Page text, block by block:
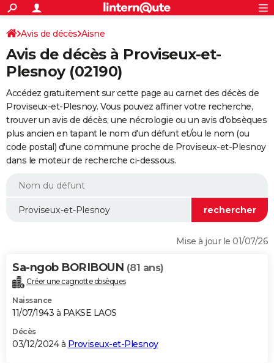
ACTUALITÉS
Politique
Société
Faits Divers
Education
Monde
Villes
+
SPORT
Coupe du monde 2026
Football
Tennis
Cyclisme
Rugby
Forum
CULTURE
FINANCE
Retraite
Impôts
Epargne
Immobilier
Risques naturels par ville
Banque
Assurance
Crédit
Essais
Réserver un essai
Citadines
Berlines
SUV
Forum auto
+
HIGH-TECH
Mobiles
Meilleur smartphone
Internet
Ordinateurs
Jeux vidéo
Guide high-tech
+
BRICOLAGE
Forum
Aménagement intérieur
Extérieur
Cuisine
Salle de bains
Jardinage
Rangement
WEEK-END
Guides de France
Escapades
Patrimoine
Expositions
Musées
Week-end nature
LIFESTYLE
Alimentation
Guide de la santé
Maladies
Médicaments
Sommeil
VOYAGE
Destinations
City break
Voyage nature
Voyage de noces
Forum
Climat
+PHOTO
GUIDES D'ACHAT
BONS PLANS
Avis de décès Aisne
Avis de décès à Proviseux-et-
Plesnoy (02190)
Accédez gratuitement sur cette page au carnet des décès de
Proviseux-et-Plesnoy. Vous pouvez affiner votre recherche,
trouver un avis de décès, une nécrologie ou un avis d'obsèques
plus ancien en tapant le nom d'un défunt et/ou le nom (ou
code postal) d'une commune proche de Proviseux-et-Plesnoy
dans le moteur de recherche ci-dessous.
Mise à jour le 01/07/26
Sa-ngob BORIBOUN (81 ans)
Créer une cagnotte obsèques
Naissance
11/07/1943 à PAKSE LAOS
Décès
03/12/2024 à Proviseux-et-Plesnoy